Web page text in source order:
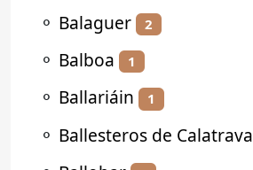
⚬ Balaguer 2
⚬ Balboa 1
⚬ Ballariáin 1
⚬ Ballesteros de Calatrava